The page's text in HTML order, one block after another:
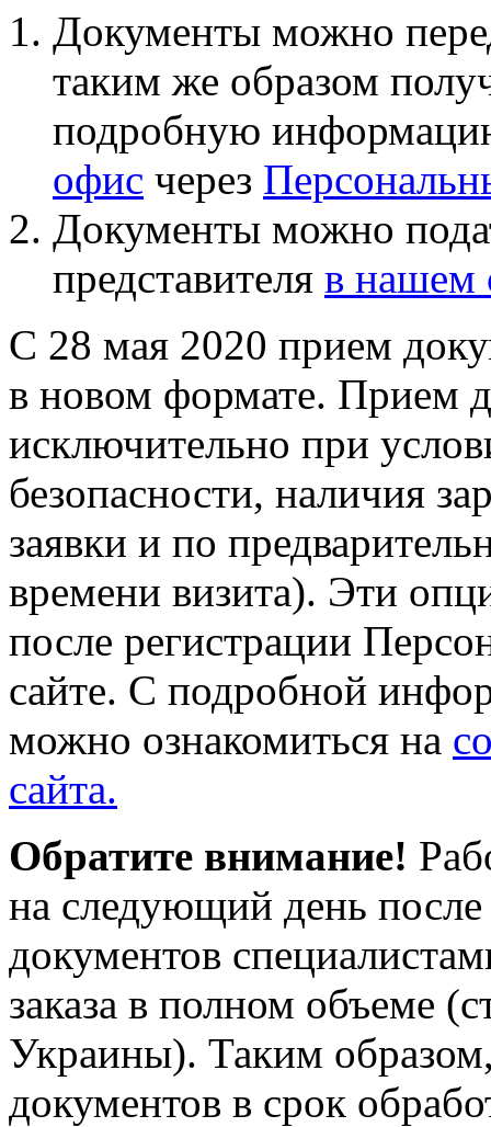
Документы можно
таким же образом
подробную
офис через
Документы можно
представителя в нашем
С 28 мая 2020 прием
в новом формате. Прием
исключительно при
безопасности, наличия
заявки и по
времени визита). Эти
после регистрации
сайте. С подробной
можно ознакомиться на
сайта.
Обратите внимание!
на следующий день после
документов
заказа в полном объеме
Украины). Таким
документов в срок